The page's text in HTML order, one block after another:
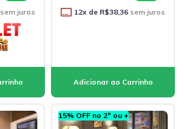
sem juros 12x de R$38,36 sem juros
15% OFF no 2º ou +